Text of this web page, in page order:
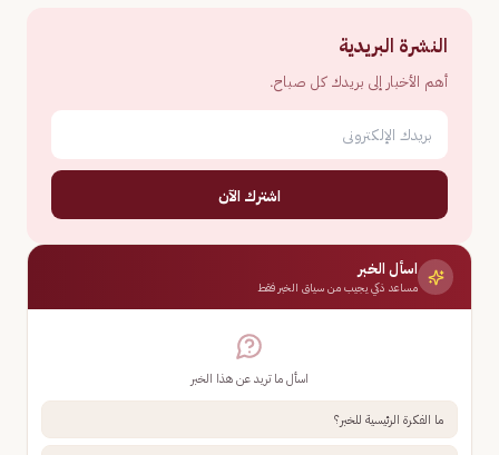
النشرة البريدية
أهم الأخبار إلى بريدك كل صباح.
اشترك الآن
اسأل الخبر
مساعد ذكي يجيب من سياق الخبر فقط
اسأل ما تريد عن هذا الخبر
ما الفكرة الرئيسية للخبر؟